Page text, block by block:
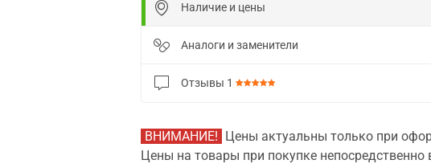
Наличие и цены
Аналоги и заменители
Отзывы 1
ВНИМАНИЕ! Цены актуальны только при
Цены на товары при покупке непосредственно